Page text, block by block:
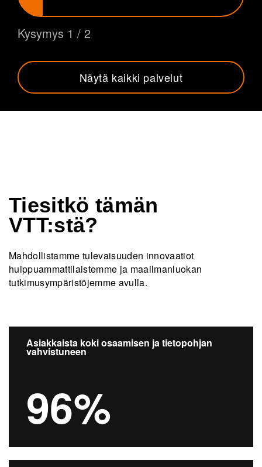
Kysymys 1 / 2
Näytä kaikki palvelut
Tiesitkö tämän
VTT:stä?
Mahdollistamme tulevaisuuden innovaatiot
huippuammattilaistemme ja maailmanluokan
tutkimusympäristöjemme avulla.
Asiakkaista koki osaamisen ja tietopohjan
vahvistuneen
96%